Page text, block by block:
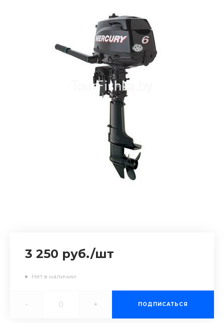
3 250 руб./шт
Нет в наличии
- + ПОДПИСАТЬСЯ